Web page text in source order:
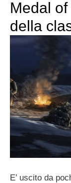
Medal
della
E’ uscito da